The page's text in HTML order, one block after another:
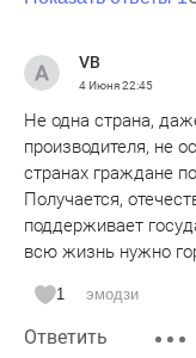
комплексное
только на основе
подготовит такую
Восток и то, это не
Индустриальный
других компаний.
Может в 2027 году
необходимости
вместе с
на следующий год
VB
4 Июня22:45
Не одна страна,
производителя, не
странах граждане
Получается,
поддерживает
всю жизнь нужно
1 эмодзи
Ответить